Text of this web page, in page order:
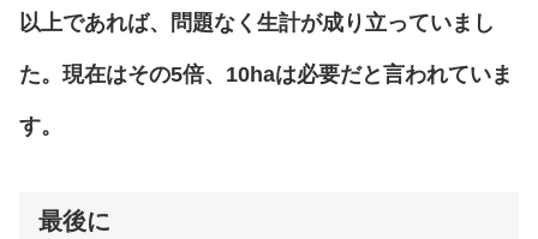
以上であれば、問題なく生計が成り立っていまし
た。現在はその5倍、10haは必要だと言われていま
す。
最後に